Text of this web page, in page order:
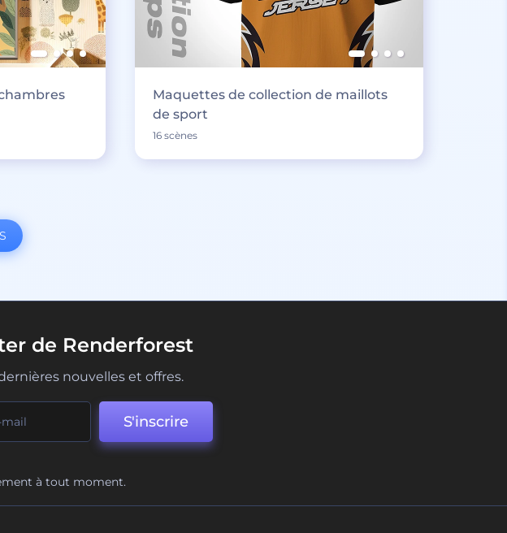
Maquettes de collection de maillots
de sport
16 scènes
de Renderforest
nouvelles et offres.
S'inscrire
à tout moment.